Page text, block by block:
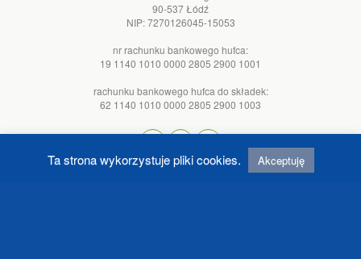
90-537 Łódź
NIP: 7270126045-15053
nr rachunku bankowego hufca:
19 1140 1010 0000 2805 2900 1001
rachunku bankowego hufca do składek:
62 1140 1010 0000 2805 2900 1003
Ta strona wykorzystuje pliki cookies. Akceptuję